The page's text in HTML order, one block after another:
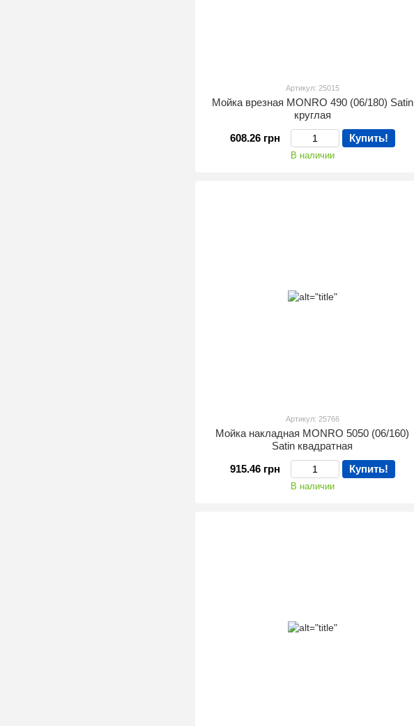
Артикул: 25015
Мойка врезная MONRO 490 (06/180) Satin
круглая
608.26 грн
Купить!
В наличии
Артикул: 25766
Мойка накладная MONRO 5050 (06/160)
Satin квадратная
915.46 грн
Купить!
В наличии